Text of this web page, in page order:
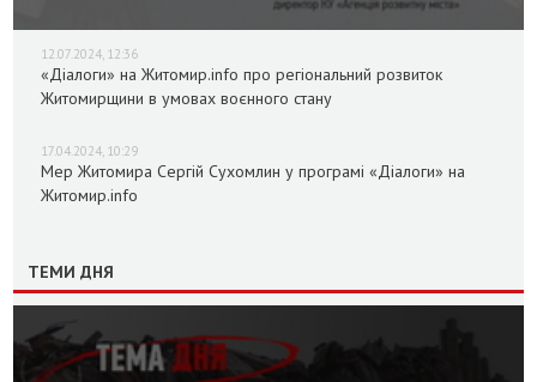
12.07.2024, 12:36
«Діалоги» на Житомир.info про регіональний розвиток
Житомирщини в умовах воєнного стану
17.04.2024, 10:29
Мер Житомира Сергій Сухомлин у програмі «Діалоги» на
Житомир.info
ТЕМИ ДНЯ